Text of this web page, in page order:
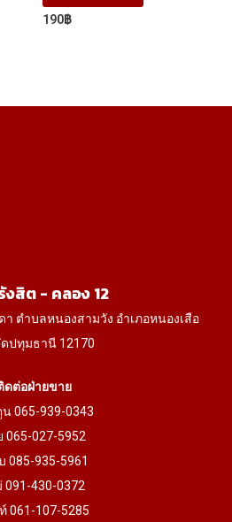
190฿
งสิต - คลอง 12
า ตำบลหนองสามวัง อำเภอหนองเสือ
ปทุมธานี 12170
ดต่อฝ่ายขาย
น 065-939-0343
065-027-5952
085-935-5961
091-430-0372
061-107-5285